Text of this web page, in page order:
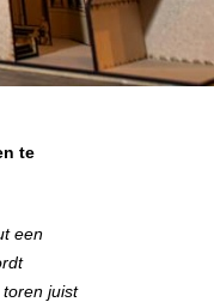
te
een
juist